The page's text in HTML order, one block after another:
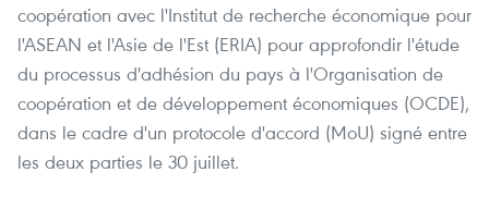
coopération avec l'Institut de recherche économique pour
l'ASEAN et l'Asie de l'Est (ERIA) pour approfondir l'étude
du processus d'adhésion du pays à l'Organisation de
coopération et de développement économiques (OCDE),
dans le cadre d'un protocole d'accord (MoU) signé entre
les deux parties le 30 juillet.